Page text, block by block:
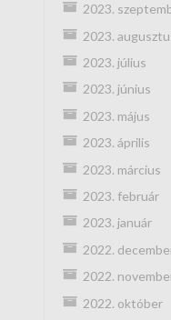
2023.
2023.
2023. július
2023. június
2023. május
2023. április
2023. március
2023. február
2023. január
2022.
2022.
2022. október